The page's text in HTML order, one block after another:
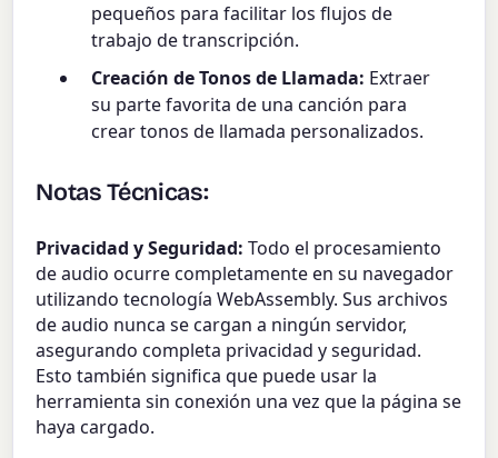
pequeños para facilitar los flujos de
trabajo de transcripción.
Creación de Tonos de Llamada: Extraer
su parte favorita de una canción para
crear tonos de llamada personalizados.
Notas Técnicas:
Privacidad y Seguridad: Todo el procesamiento
de audio ocurre completamente en su navegador
utilizando tecnología WebAssembly. Sus archivos
de audio nunca se cargan a ningún servidor,
asegurando completa privacidad y seguridad.
Esto también significa que puede usar la
herramienta sin conexión una vez que la página se
haya cargado.